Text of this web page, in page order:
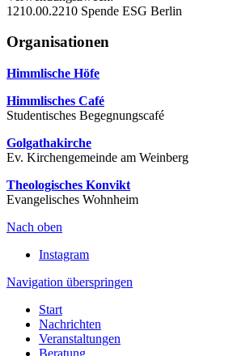
1210.00.2210 Spende ESG Berlin
Organisationen
Himmlische Höfe
Himmlisches Café
Studentisches Begegnungscafé
Golgathakirche
Ev. Kirchengemeinde am Weinberg
Theologisches Konvikt
Evangelisches Wohnheim
Nach oben
Instagram
Navigation überspringen
Start
Nachrichten
Veranstaltungen